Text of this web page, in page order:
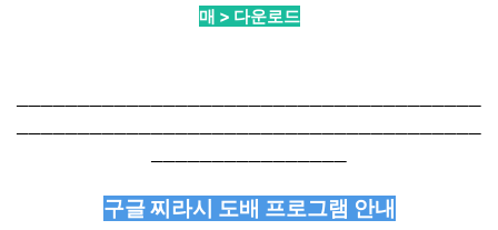
매 > 다운로드
──────────────────────────────────────
──────────────────────────────────────
────────────────
구글 찌라시 도배 프로그램 안내